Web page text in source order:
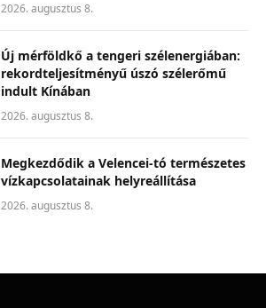
2026. augusztus 8.
Új mérföldkő a tengeri szélenergiában:
rekordteljesítményű úszó szélerőmű
indult Kínában
2026. augusztus 8.
Megkezdődik a Velencei-tó természetes
vízkapcsolatainak helyreállítása
2026. augusztus 8.